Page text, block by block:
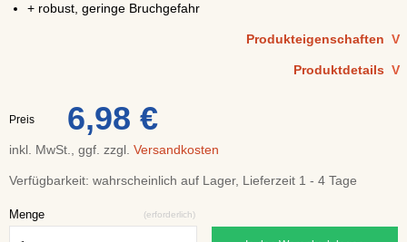
+ robust, geringe Bruchgefahr
Produkteigenschaften V
Produktdetails V
Preis 6,98 €
inkl. MwSt., ggf. zzgl. Versandkosten
Verfügbarkeit: wahrscheinlich auf Lager, Lieferzeit 1 - 4 Tage
Menge (erforderlich)